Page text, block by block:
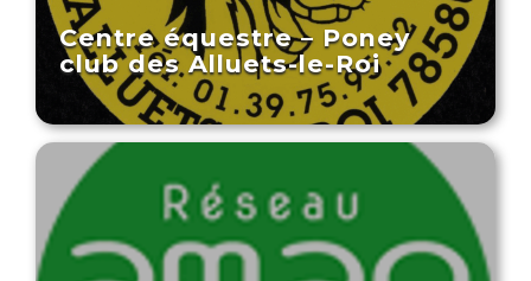
Centre équestre – Poney
club des Alluets-le-Roi